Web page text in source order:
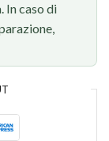
In caso di